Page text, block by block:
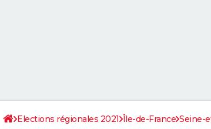
Elections régionales 2021 Île-de-France Seine-